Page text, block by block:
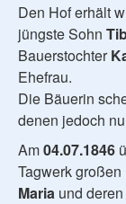
Den Hof erhält
jüngste Sohn
Bauerstochter
Ehefrau.
Die Bäuerin
denen jedoch
Am04.07.1846
Tagwerk
Maria und